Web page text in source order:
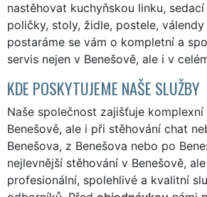
nastěhovat kuchyňskou linku,
poličky, stoly, židle, postele,
postaráme se vám o kompletní a
servis nejen v Benešově, ale i v
KDE POSKYTUJEME NAŠE SLUŽBY
Naše společnost zajišťuje
Benešově, ale i při stěhování chat
Benešova, z Benešova nebo po
nejlevnější stěhování v Benešově,
profesionální, spolehlivé a kvalitní